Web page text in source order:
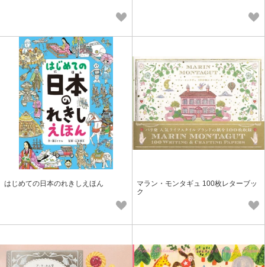
はじめての日本のれきしえほん
マラン・モンタギュ 100枚レターブッ
ク